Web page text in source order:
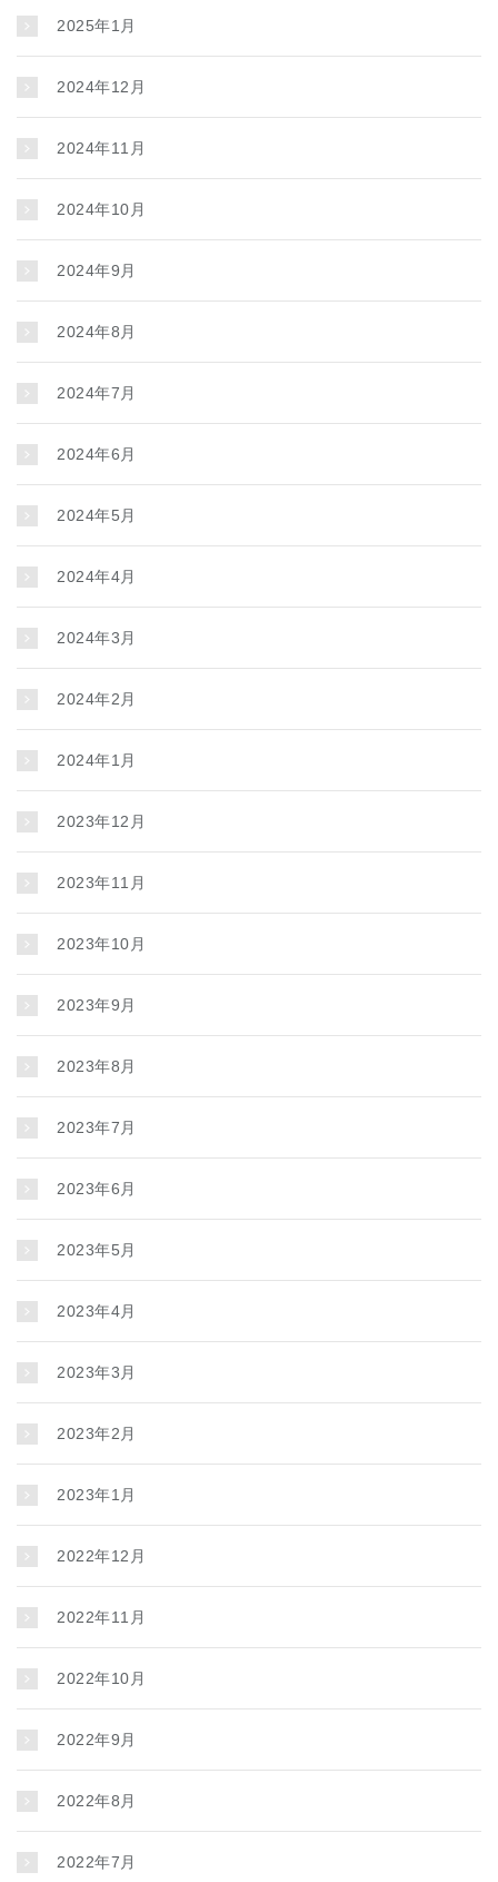
2025年1月
2024年12月
2024年11月
2024年10月
2024年9月
2024年8月
2024年7月
2024年6月
2024年5月
2024年4月
2024年3月
2024年2月
2024年1月
2023年12月
2023年11月
2023年10月
2023年9月
2023年8月
2023年7月
2023年6月
2023年5月
2023年4月
2023年3月
2023年2月
2023年1月
2022年12月
2022年11月
2022年10月
2022年9月
2022年8月
2022年7月